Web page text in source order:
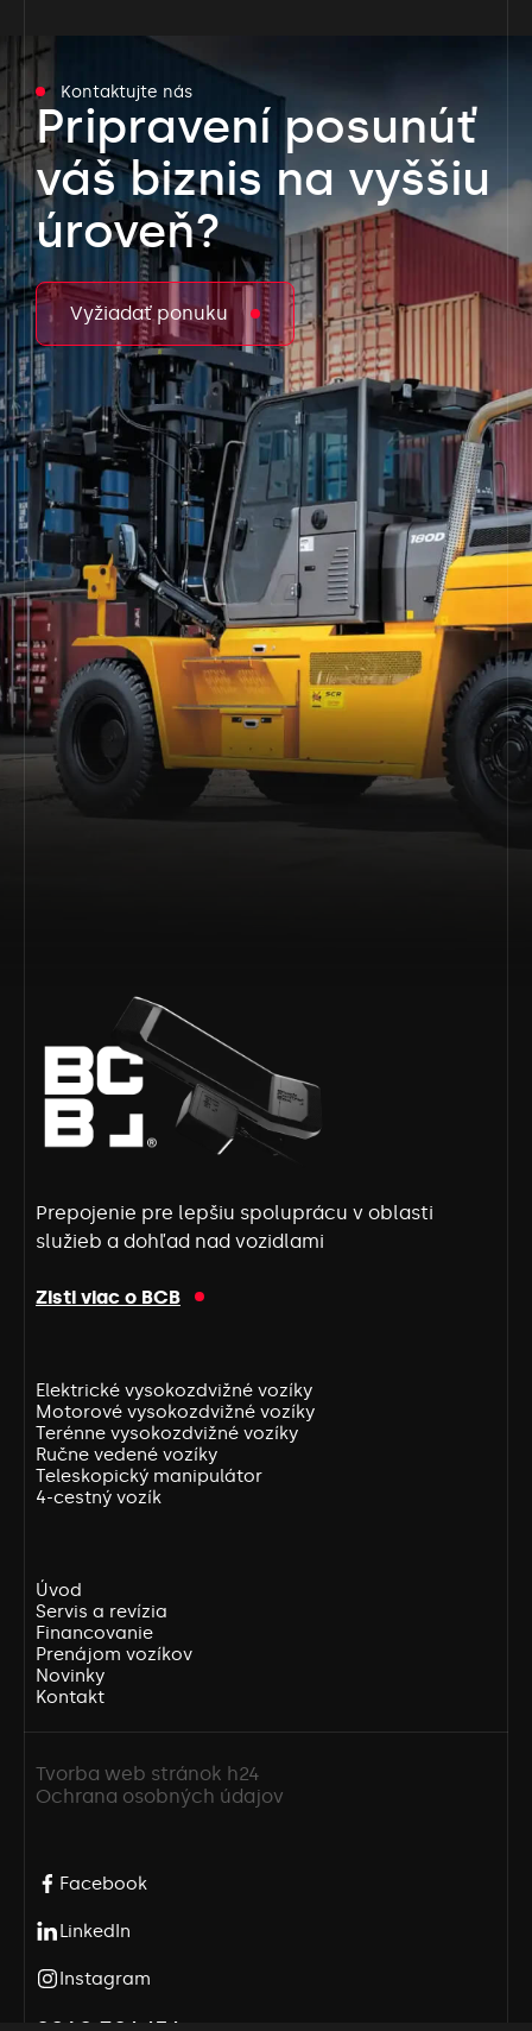
Kontaktujte nás
Pripravení posunúť
váš biznis na vyššiu
úroveň?
Vyžiadať ponuku
Prepojenie pre lepšiu spoluprácu v oblasti
služieb a dohľad nad vozidlami
Zisti viac o BCB
Elektrické vysokozdvižné vozíky
Motorové vysokozdvižné vozíky
Terénne vysokozdvižné vozíky
Ručne vedené vozíky
Teleskopický manipulátor
4-cestný vozík
Úvod
Servis a revízia
Financovanie
Prenájom vozíkov
Novinky
Kontakt
Tvorba web stránok h24
Ochrana osobných údajov
Facebook
LinkedIn
Instagram